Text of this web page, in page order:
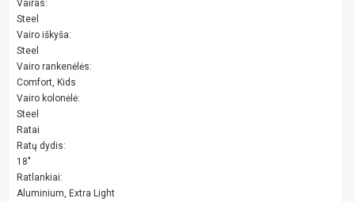
Vairas:
Steel
Vairo iškyša:
Steel
Vairo rankenėlės:
Comfort, Kids
Vairo kolonėlė:
Steel
Ratai
Ratų dydis:
18"
Ratlankiai:
Aluminium, Extra Light